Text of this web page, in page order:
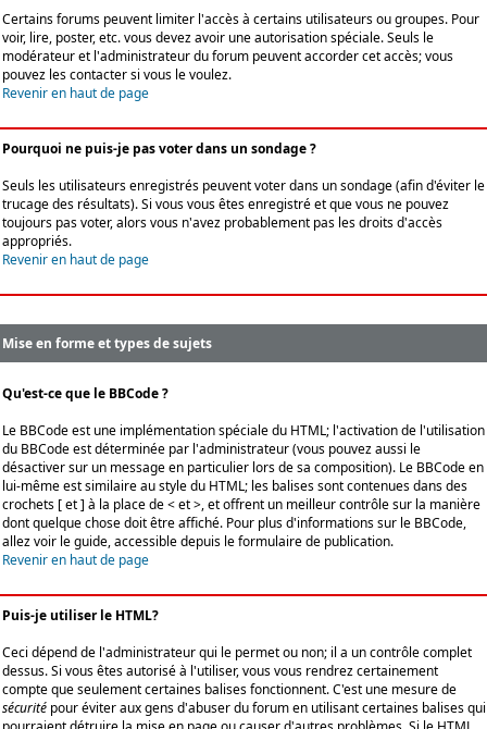
Certains forums peuvent limiter l'accès à certains utilisateurs ou groupes. Pour
voir, lire, poster, etc. vous devez avoir une autorisation spéciale. Seuls le
modérateur et l'administrateur du forum peuvent accorder cet accès; vous
pouvez les contacter si vous le voulez.
Revenir en haut de page
Pourquoi ne puis-je pas voter dans un sondage ?
Seuls les utilisateurs enregistrés peuvent voter dans un sondage (afin d'éviter le
trucage des résultats). Si vous vous êtes enregistré et que vous ne pouvez
toujours pas voter, alors vous n'avez probablement pas les droits d'accès
appropriés.
Revenir en haut de page
Mise en forme et types de sujets
Qu'est-ce que le BBCode ?
Le BBCode est une implémentation spéciale du HTML; l'activation de l'utilisation
du BBCode est déterminée par l'administrateur (vous pouvez aussi le
désactiver sur un message en particulier lors de sa composition). Le BBCode en
lui-même est similaire au style du HTML; les balises sont contenues dans des
crochets [ et ] à la place de < et >, et offrent un meilleur contrôle sur la manière
dont quelque chose doit être affiché. Pour plus d'informations sur le BBCode,
allez voir le guide, accessible depuis le formulaire de publication.
Revenir en haut de page
Puis-je utiliser le HTML?
Ceci dépend de l'administrateur qui le permet ou non; il a un contrôle complet
dessus. Si vous êtes autorisé à l'utiliser, vous vous rendrez certainement
compte que seulement certaines balises fonctionnent. C'est une mesure de
sécurité pour éviter aux gens d'abuser du forum en utilisant certaines balises qui